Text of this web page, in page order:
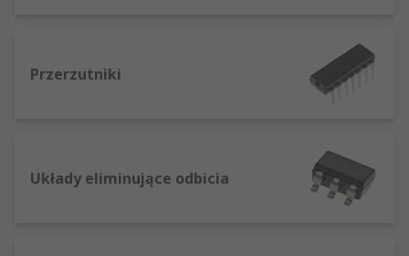
Przerzutniki
Układy eliminujące odbicia